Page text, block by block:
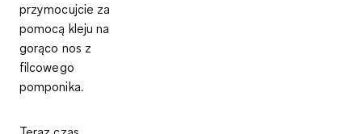
przymocujcie za
pomocą kleju na
gorąco nos z
filcowego
pomponika.